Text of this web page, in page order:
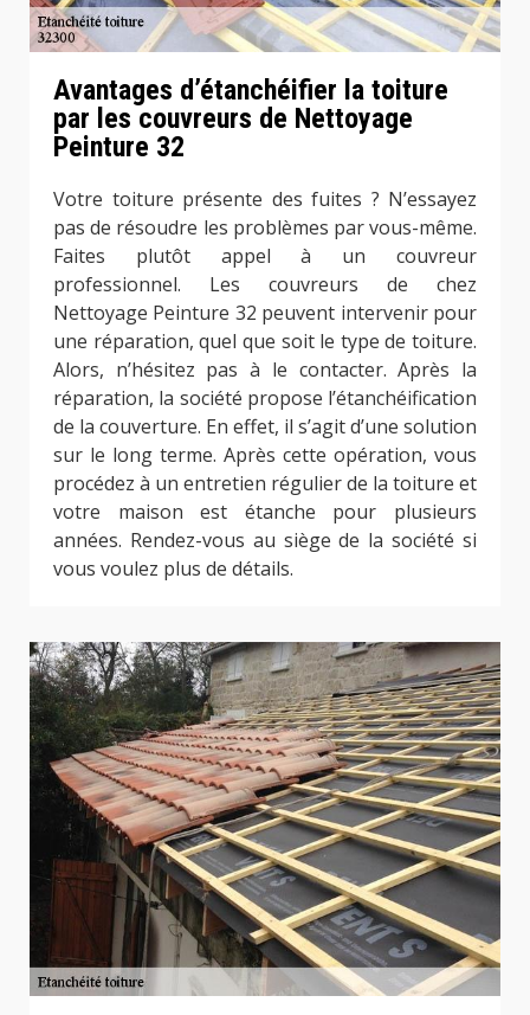
Avantages d’étanchéifier la toiture
par les couvreurs de Nettoyage
Peinture 32
Votre toiture présente des fuites ? N’essayez
pas de résoudre les problèmes par vous-même.
Faites plutôt appel à un couvreur
professionnel. Les couvreurs de chez
Nettoyage Peinture 32 peuvent intervenir pour
une réparation, quel que soit le type de toiture.
Alors, n’hésitez pas à le contacter. Après la
réparation, la société propose l’étanchéification
de la couverture. En effet, il s’agit d’une solution
sur le long terme. Après cette opération, vous
procédez à un entretien régulier de la toiture et
votre maison est étanche pour plusieurs
années. Rendez-vous au siège de la société si
vous voulez plus de détails.